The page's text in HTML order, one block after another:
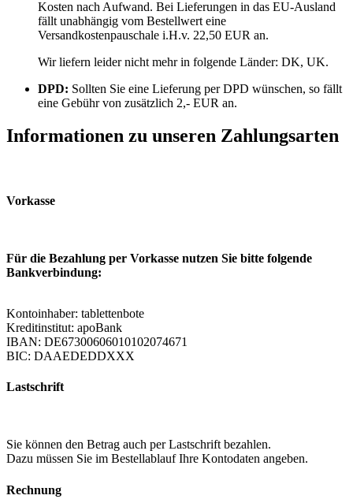
Kosten nach Aufwand. Bei Lieferungen in das EU-Ausland
fällt unabhängig vom Bestellwert eine
Versandkostenpauschale i.H.v. 22,50 EUR an.
Wir liefern leider nicht mehr in folgende Länder: DK, UK.
DPD: Sollten Sie eine Lieferung per DPD wünschen, so fällt
eine Gebühr von zusätzlich 2,- EUR an.
Informationen zu unseren Zahlungsarten
Vorkasse
Für die Bezahlung per Vorkasse nutzen Sie bitte folgende
Bankverbindung:
Kontoinhaber: tablettenbote
Kreditinstitut: apoBank
IBAN: DE67300606010102074671
BIC: DAAEDEDDXXX
Lastschrift
Sie können den Betrag auch per Lastschrift bezahlen.
Dazu müssen Sie im Bestellablauf Ihre Kontodaten angeben.
Rechnung